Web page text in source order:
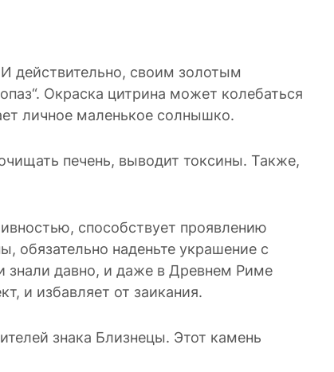
действительно, своим золотым
Окраска цитрина может колебаться
личное маленькое солнышко.
печень, выводит токсины. Также,
способствует проявлению
обязательно наденьте украшение с
знали давно, и даже в Древнем Риме
и избавляет от заикания.
знака Близнецы. Этот камень